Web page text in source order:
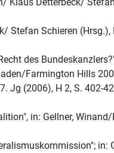
Stefan Schieren
des
Farmington Hills
Jg (2006), H 2, S. 402-
in: Gellner,